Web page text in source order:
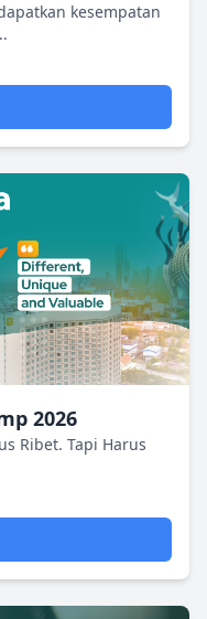
kesempatan
2026
Ribet. Tapi Harus